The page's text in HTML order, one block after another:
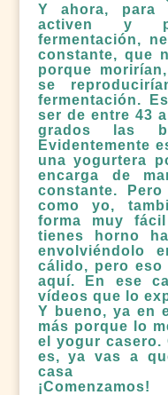
Y ahora, para
activen y
fermentación,
constante, que
porque
se
fermentación.
ser de entre 43
grados las
Evidentemente
una yogurtera
encarga de
constante.
como yo,
forma muy
tienes horno
envolviéndolo
cálido, pero
aquí. En ese
vídeos que lo
Y bueno, ya en
más porque lo
el yogur casero.
es, ya vas a
casa
¡Comenzamos!